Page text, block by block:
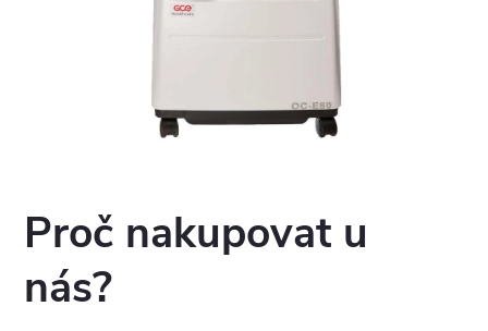
Proč nakupovat u
nás?